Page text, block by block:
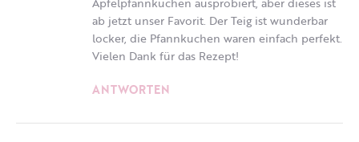
ab jetzt unser Favorit. Der Teig ist wunderbar
locker, die Pfannkuchen waren einfach perfekt.
Vielen Dank für das Rezept!
ANTWORTEN